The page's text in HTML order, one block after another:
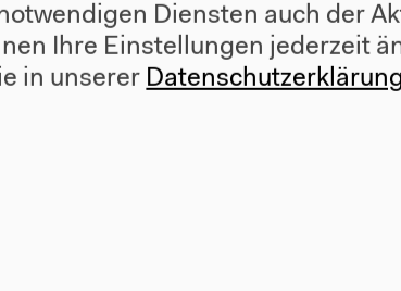
Diensten auch der
Ihre Einstellungen jederzeit
in unserer